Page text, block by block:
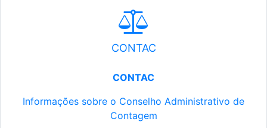
CONTAC
CONTAC
Informações sobre o Conselho Administrativo de
Contagem